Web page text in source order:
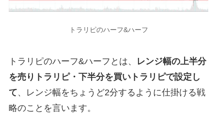
トラリピのハーフ&ハーフ
トラリピのハーフ&ハーフとは、
レンジ幅の上半分
を売りトラリピ・下半分を買いトラリピで設定し
て、レンジ幅をちょうど2分するように仕掛ける戦
略のことを言います。